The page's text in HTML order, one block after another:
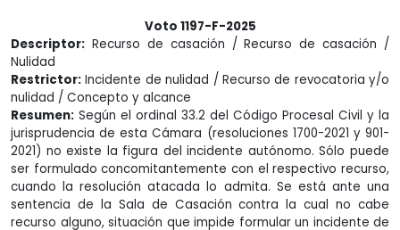
Voto 1197-F-2025
Descriptor: Recurso de casación / Recurso de casación /
Nulidad
Restrictor: Incidente de nulidad / Recurso de revocatoria y/o
nulidad / Concepto y alcance
Resumen: Según el ordinal 33.2 del Código Procesal Civil y la
jurisprudencia de esta Cámara (resoluciones 1700-2021 y 901-
2021) no existe la figura del incidente autónomo. Sólo puede
ser formulado concomitantemente con el respectivo recurso,
cuando la resolución atacada lo admita. Se está ante una
sentencia de la Sala de Casación contra la cual no cabe
recurso alguno, situación que impide formular un incidente de